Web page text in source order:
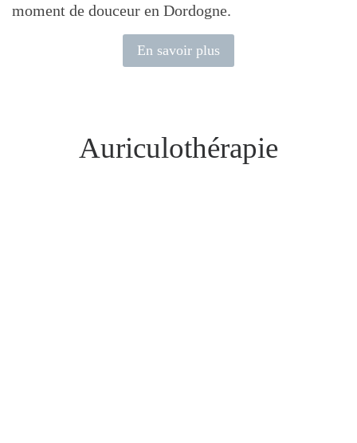
moment de douceur en Dordogne.
En savoir plus
Auriculothérapie